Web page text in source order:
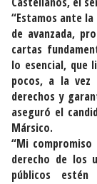
“Estamos ante
de avanzada,
cartas
lo esencial, que
pocos, a la vez
derechos y
aseguró el
Mársico.
“Mi
derecho de los
públicos estén